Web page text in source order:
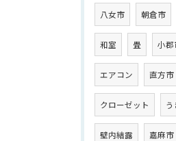
八女市 朝倉市
和室 畳 小郡
エアコン 直方市
クローゼット
壁内結露 嘉麻市